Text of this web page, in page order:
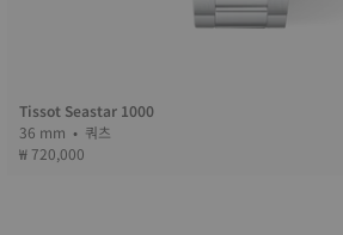
Tissot Seastar 1000
36 mm • 쿼츠
₩ 720,000